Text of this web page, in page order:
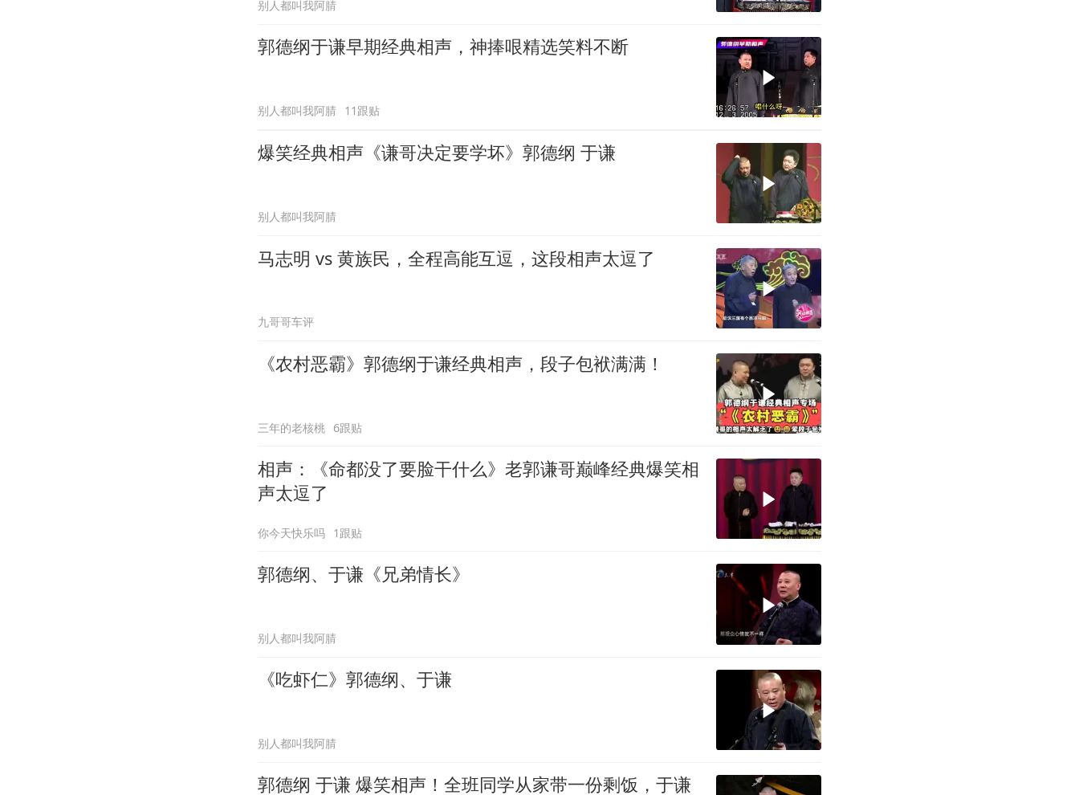
别人都叫我阿腈
郭德纲于谦早期经典相声，神捧哏精选笑料不断
别人都叫我阿腈 11跟贴
爆笑经典相声《谦哥决定要学坏》郭德纲 于谦
别人都叫我阿腈
马志明 vs 黄族民，全程高能互逗，这段相声太逗了
九哥哥车评
《农村恶霸》郭德纲于谦经典相声，段子包袱满满！
三年的老核桃 6跟贴
相声：《命都没了要脸干什么》老郭谦哥巅峰经典爆笑相
声太逗了
你今天快乐吗 1跟贴
郭德纲、于谦《兄弟情长》
别人都叫我阿腈
《吃虾仁》郭德纲、于谦
别人都叫我阿腈
郭德纲 于谦 爆笑相声！全班同学从家带一份剩饭，于谦